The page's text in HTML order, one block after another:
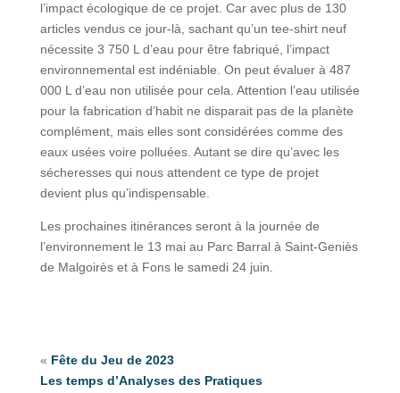
l’impact écologique de ce projet. Car avec plus de 130
articles vendus ce jour-là, sachant qu’un tee-shirt neuf
nécessite 3 750 L d’eau pour être fabriqué, l’impact
environnemental est indéniable. On peut évaluer à 487
000 L d’eau non utilisée pour cela. Attention l’eau utilisée
pour la fabrication d’habit ne disparait pas de la planète
complément, mais elles sont considérées comme des
eaux usées voire polluées. Autant se dire qu’avec les
sécheresses qui nous attendent ce type de projet
devient plus qu’indispensable.
Les prochaines itinérances seront à la journée de
l’environnement le 13 mai au Parc Barral à Saint-Geniès
de Malgoirès et à Fons le samedi 24 juin.
« Fête du Jeu de 2023
Les temps d’Analyses des Pratiques